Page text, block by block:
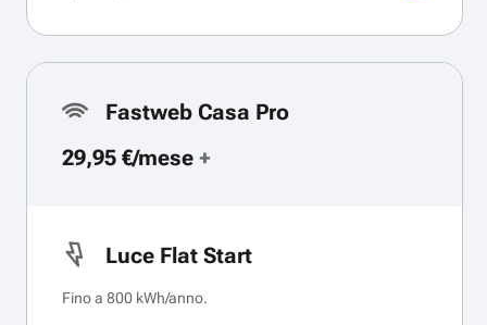
Fastweb Casa Pro
29,95 €/mese +
Luce Flat Start
Fino a 800 kWh/anno.